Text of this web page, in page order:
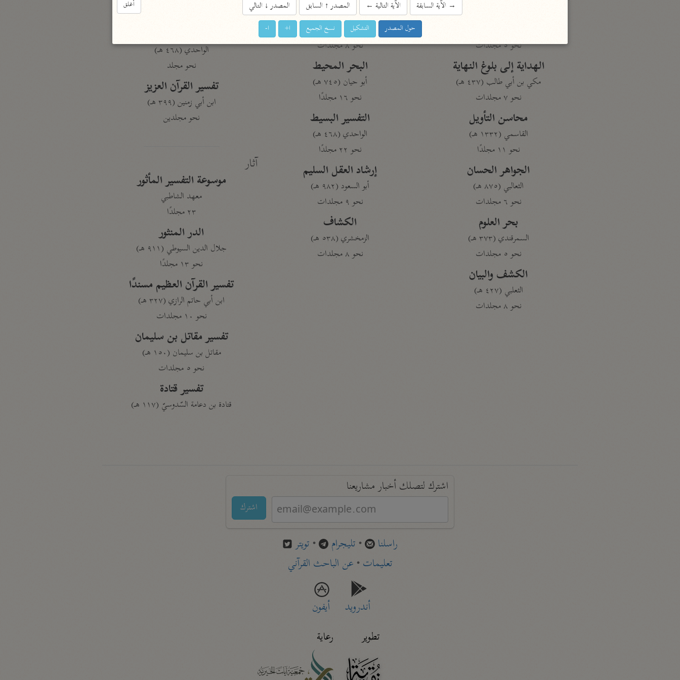
نحو ٥ مجلدات
الهداية إلى بلوغ النهاية
مكي بن أبي طالب (٤٣٧ هـ)
نحو ٧ مجلدات
محاسن التأويل
القاسمي (١٣٣٢ هـ)
نحو ١١ مجلدًا
الجواهر الحسان
الثعالبي (٨٧٥ هـ)
نحو ٦ مجلدات
بحر العلوم
السمرقندي (٣٧٣ هـ)
نحو ٥ مجلدات
الكشف والبيان
الثعلبي (٤٢٧ هـ)
نحو ٨ مجلدات
المحرر الوجيز
ابن عطية (٥٤٦ هـ)
نحو ٨ مجلدات
البحر المحيط
أبو حيان (٧٤٥ هـ)
نحو ١٦ مجلدًا
التفسير البسيط
الواحدي (٤٦٨ هـ)
نحو ٢٢ مجلدًا
إرشاد العقل السليم
أبو السعود (٩٨٢ هـ)
نحو ٩ مجلدات
الكشاف
الزمخشري (٥٣٨ هـ)
نحو ٨ مجلدات
الواحدي (٤٦٨ هـ)
نحو مجلد
تفسير القرآن العزيز
ابن أبي زمنين (٣٩٩ هـ)
نحو مجلدين
آثار
موسوعة التفسير المأثور
معهد الشاطبي
٢٣ مجلدًا
الدر المنثور
جلال الدين السيوطي (٩١١ هـ)
نحو ١٣ مجلدًا
تفسير القرآن العظيم مسندًا
ابن أبي حاتم الرازي (٣٢٧ هـ)
نحو ١٠ مجلدات
تفسير مقاتل بن سليمان
مقاتل بن سليمان (١٥٠ هـ)
نحو ٥ مجلدات
تفسير قتادة
قتادة بن دعامة السّدوسيّ (١١٧ هـ)
اشترك لتصلك أخبار مشاريعنا
اشترك
راسلنا • تليجرام • تويتر
تعليمات• عن الباحث القرآني
أندرويد
أيفون
تطوير
رعاية
أغلق →الآية السابقة الآية التالية ← المصدر↑السابق المصدر↓التالي
حول المصدر التشكيل نسخ الجميع ا+ ا-